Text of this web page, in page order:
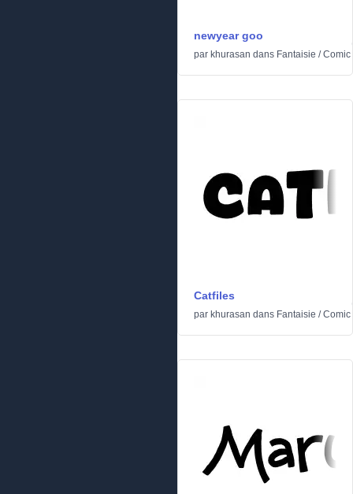
newyear goo
par khurasan dans Fantaisie /Comic
Catfiles
par khurasan dans Fantaisie /Comic